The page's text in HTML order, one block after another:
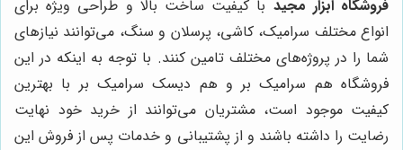
فروشگاه ابزار مجید با کیفیت ساخت بالا و طراحی ویژه برای
انواع مختلف سرامیک، کاشی، پرسلان و سنگ، می‌توانند نیازهای
شما را در پروژه‌های مختلف تامین کنند. با توجه به اینکه در این
فروشگاه هم سرامیک بر و هم دیسک سرامیک بر با بهترین
کیفیت موجود است، مشتریان می‌توانند از خرید خود نهایت
رضایت را داشته باشند و از پشتیبانی و خدمات پس از فروش این